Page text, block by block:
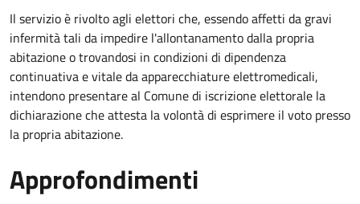
Il servizio è rivolto agli elettori che, essendo affetti da gravi
infermità tali da impedire l'allontanamento dalla propria
abitazione o trovandosi in condizioni di dipendenza
continuativa e vitale da apparecchiature elettromedicali,
intendono presentare al Comune di iscrizione elettorale la
dichiarazione che attesta la volontà di esprimere il voto presso
la propria abitazione.
Approfondimenti